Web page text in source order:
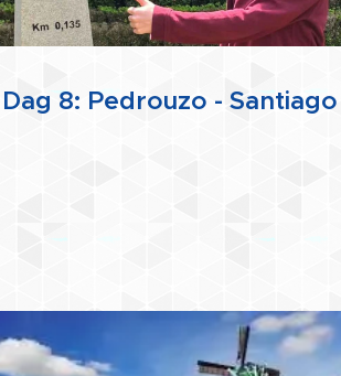
Dag 8: Pedrouzo - Santiago